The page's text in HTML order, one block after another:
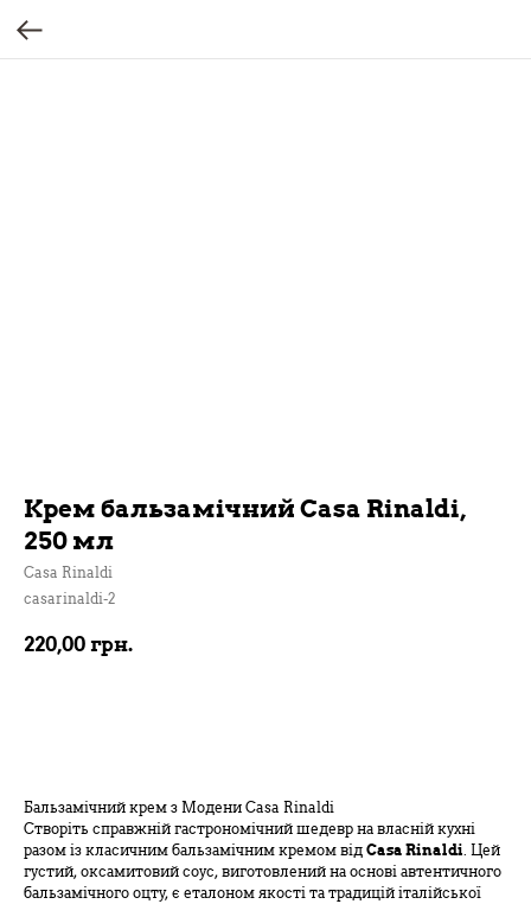
Крем бальзамічний Casa Rinaldi,
250 мл
Casa Rinaldi
casarinaldi-2
220,00 грн.
Бальзамічний крем з Модени Casa Rinaldi
Створіть справжній гастрономічний шедевр на власній кухні
разом із класичним бальзамічним кремом від Casa Rinaldi. Цей
густий, оксамитовий соус, виготовлений на основі автентичного
бальзамічного оцту, є еталоном якості та традицій італійської